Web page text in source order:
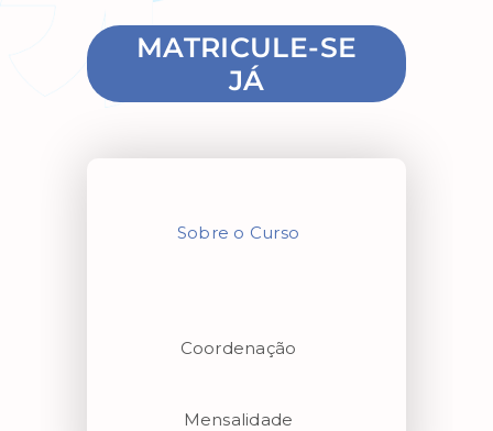
MATRICULE-SE
JÁ
Sobre o Curso
Coordenação
Mensalidade